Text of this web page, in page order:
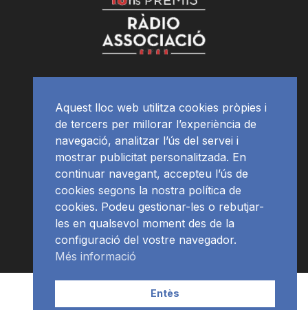
APP Programació
Aquest lloc web utilitza cookies pròpies i
de tercers per millorar l’experiència de
navegació, analitzar l’ús del servei i
mostrar publicitat personalitzada. En
continuar navegant, accepteu l’ús de
cookies segons la nostra política de
cookies. Podeu gestionar-les o rebutjar-
les en qualsevol moment des de la
configuració del vostre navegador.
Més informació
Entès